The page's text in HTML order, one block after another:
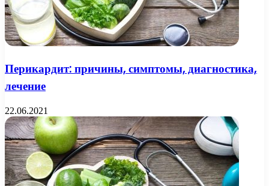
Перикардит: причины, симптомы, диагностика,
лечение
22.06.2021